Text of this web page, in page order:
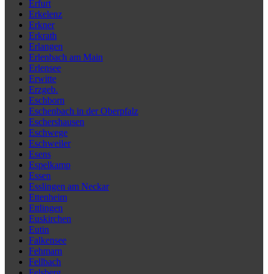
Erfurt
Erkelenz
Erkner
Erkrath
Erlangen
Erlenbach am Main
Erlensee
Erwitte
Erzgeb.
Eschborn
Eschenbach in der Oberpfalz
Eschershausen
Eschwege
Eschweiler
Esens
Espelkamp
Essen
Esslingen am Neckar
Ettenheim
Ettlingen
Euskirchen
Eutin
Falkensee
Fehmarn
Fellbach